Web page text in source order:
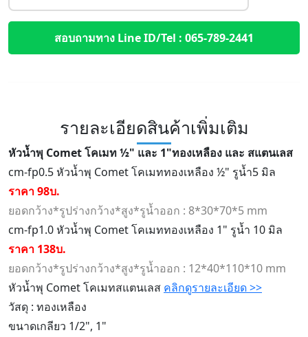
สอบถามทาง Line ID/Tel : 065-789-2441
รายละเอียดสินค้าเพิ่มเติม
หัวน้ำพุ Comet โคเมท ½" และ 1"ทองเหลือง และ สแตนเลส
cm-fp0.5 หัวน้ำพุ Comet โคเมททองเหลือง ½" รูน้ำ5 มิล
ราคา 98บ.
ยอดกว้าง*รูปร่างกว้าง*สูง*รูน้ำออก : 8*30*70*5 mm
cm-fp1.0 หัวน้ำพุ Comet โคเมททองเหลือง 1" รูน้ำ 10 มิล
ราคา 138บ.
ยอดกว้าง*รูปร่างกว้าง*สูง*รูน้ำออก : 12*40*110*10 mm
หัวน้ำพุ Comet โคเมทสแตนเลส คลิกดูรายละเอียด >>
วัสดุ : ทองเหลือง
ขนาดเกลียว 1/2", 1"